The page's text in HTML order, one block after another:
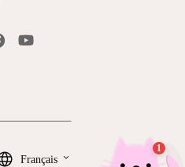
Français keyboard_arrow_down